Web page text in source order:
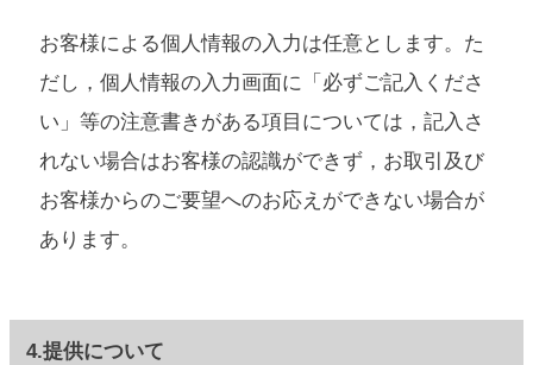
お客様による個人情報の入力は任意とします。た
だし，個人情報の入力画面に「必ずご記入くださ
い」等の注意書きがある項目については，記入さ
れない場合はお客様の認識ができず，お取引及び
お客様からのご要望へのお応えができない場合が
あります。
4.提供について